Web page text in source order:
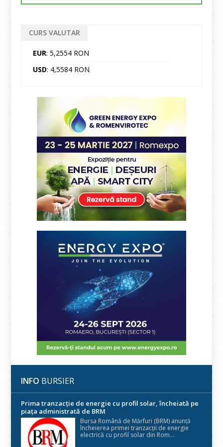
CURS VALUTAR
EUR: 5,2554 RON
USD: 4,5584 RON
INFO BURSIER
Prima tranzacție de energie cu profil solar, încheiată pe
piața administrată de BRM
Bursa Română de Mărfuri (BRM) anunță
încheierea primei tranzacții de energie
electrică cu profil solar din Rom...